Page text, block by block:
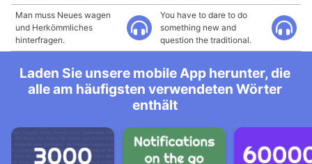
Man muss Neues wagen
und Herkömmliches
hinterfragen.
You have to dare to do
something new and
question the traditional.
Laden Sie unsere mobile App herunter, die
alle am häufigsten verwendeten Wörter
enthält